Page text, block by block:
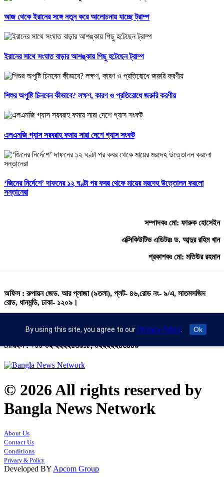
আজ থেকে ইরানের সঙ্গে নতুন করে আলোচনায় যাচ্ছে ট্রাম্প
ইরানের সাথে সংঘাত বাড়ার আশঙ্কায় পিছু হটেছেন ট্রাম্প
শিশুর অপুষ্টি চিনবেন কীভাবে? লক্ষণ, কারণ ও প্রতিরোধে জরুরি করণীয়
এলএনজি গ্যাস সরবরাহ কমায় সারা দেশে গ্যাস সংকট
‘জিনের নির্দেশে’ দাফনের ১২ ঘণ্টা পর কবর থেকে মায়ের মরদেহ উত্তোলন করলো
সন্তানেরা
সম্পাদকঃ মো: ফারুক হোসেইন
এক্সিকিউটিভ এডিটরঃ ড. আব্দুর রহিম খান
প্রকাশকঃ মো: মতিউর রহমান
অফিস : রুপায়ন জেড. আর প্লাজা (৯তলা), প্লট- ৪৬,রোড নং- ৯/এ, সাতমসজিদ
রোড, ধানমন্ডি, ঢাকা- ১২০৯।
banglanewsnetwork@gmail.com
মোবাইল : +৮৮ ০২ ২২২২৪৬৯১৮, ০২২২২২৪৬৪৪৯
© 2026 All rights reserved by
Bangla News Network
About Us
Contact Us
Conditions
Privacy & Policy
Developed BY Apcom Group
By using this site, you agree to our Privacy Policy. Ok